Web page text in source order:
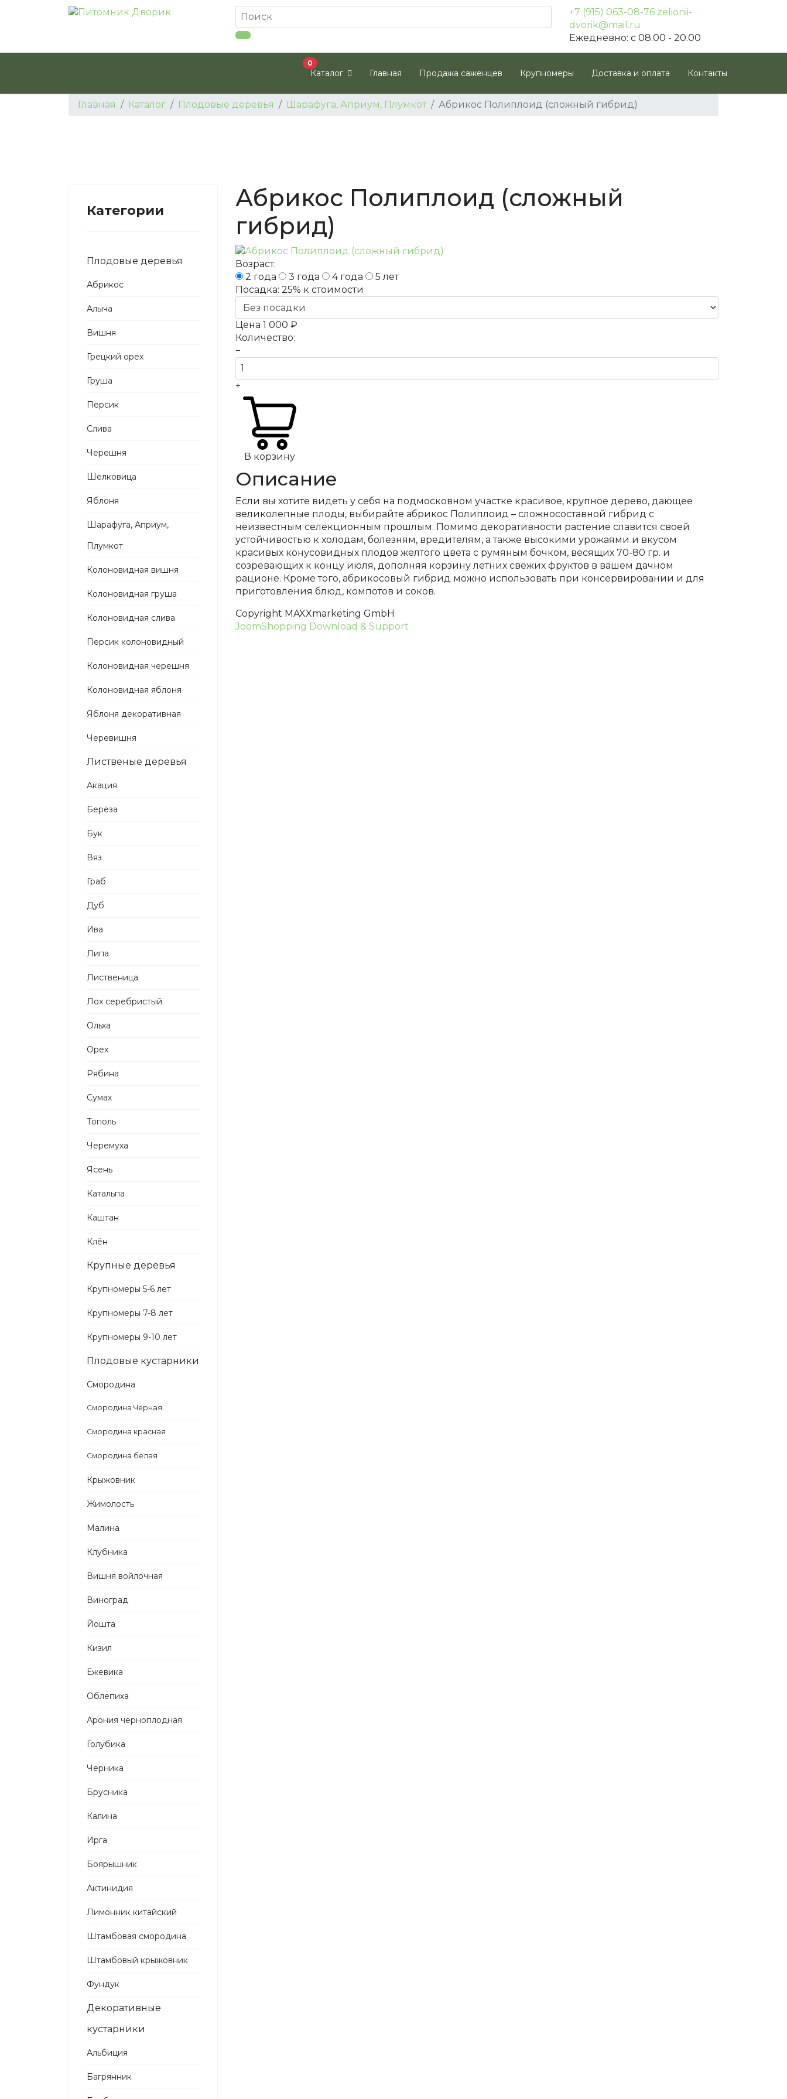
+7 (915) 063-08-76 zelionii-
dvorik@mail.ru
Ежедневно: с 08.00 - 20.00
0В корзину
Каталог Главная Продажа саженцев Крупномеры Доставка и оплата Контакты
Главная Каталог Плодовые деревья Шарафуга, Априум, Плумкот Абрикос Полиплоид (сложный гибрид)
Категории
Плодовые деревья
Абрикос
Алыча
Вишня
Грецкий орех
Груша
Персик
Слива
Черешня
Шелковица
Яблоня
Шарафуга, Априум,
Плумкот
Колоновидная вишня
Колоновидная груша
Колоновидная слива
Персик колоновидный
Колоновидная черешня
Колоновидная яблоня
Яблоня декоративная
Черевишня
Лиственые деревья
Акация
Берёза
Бук
Вяз
Граб
Дуб
Ива
Липа
Лиственица
Лох серебристый
Ольха
Орех
Рябина
Сумах
Тополь
Черемуха
Ясень
Катальпа
Каштан
Клён
Крупные деревья
Крупномеры 5-6 лет
Крупномеры 7-8 лет
Крупномеры 9-10 лет
Плодовые кустарники
Смородина
Смородина Черная
Смородина красная
Смородина белая
Крыжовник
Жимолость
Малина
Клубника
Вишня войлочная
Виноград
Йошта
Кизил
Ежевика
Облепиха
Арония черноплодная
Голубика
Черника
Брусника
Калина
Ирга
Боярышник
Актинидия
Лимонник китайский
Штамбовая смородина
Штамбовый крыжовник
Фундук
Декоративные
кустарники
Альбиция
Багрянник
Абрикос Полиплоид (сложный
гибрид)
Возраст:
2 года
3 года 4 года
5 лет
Посадка: 25% к стоимости
Цена 1 000 ₽
Количество:
−
+
В корзину
Описание
Если вы хотите видеть у себя на подмосковном участке красивое, крупное дерево, дающее
великолепные плоды, выбирайте абрикос Полиплоид – сложносоставной гибрид с
неизвестным селекционным прошлым. Помимо декоративности растение славится своей
устойчивостью к холодам, болезням, вредителям, а также высокими урожаями и вкусом
красивых конусовидных плодов желтого цвета с румяным бочком, весящих 70-80 гр. и
созревающих к концу июля, дополняя корзину летних свежих фруктов в вашем дачном
рационе. Кроме того, абрикосовый гибрид можно использовать при консервировании и для
приготовления блюд, компотов и соков.
Copyright MAXXmarketing GmbH
JoomShopping Download & Support